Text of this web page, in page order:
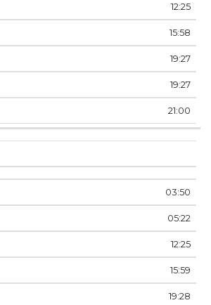
12:25
15:58
19:27
19:27
21:00
03:50
05:22
12:25
15:59
19:28